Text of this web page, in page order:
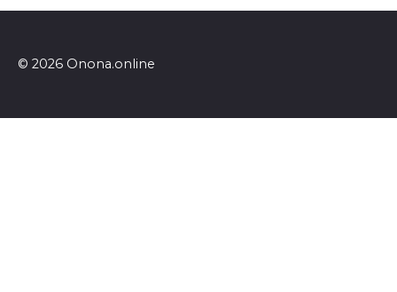
© 2026 Onona.online